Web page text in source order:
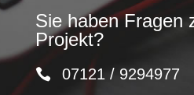
Sie haben Fragen
Projekt?
07121 / 9294977